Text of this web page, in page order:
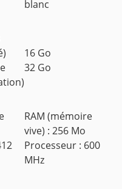
blanc
16 Go
32 Go
RAM (mémoire
vive) : 256 Mo
Processeur : 600
MHz